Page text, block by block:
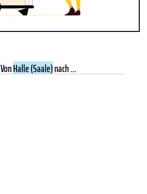
VonHalle (Saale)nach ...